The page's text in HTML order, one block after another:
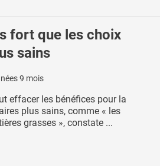
fort que les choix
sains
9 mois
effacer les bénéfices pour la
plus sains, comme « les
grasses », constate ...